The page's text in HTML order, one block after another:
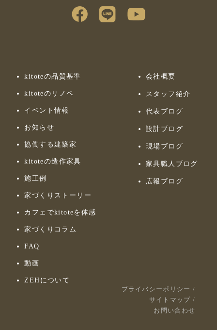
kitoteの品質基準
kitoteのリノベ
イベント情報
お知らせ
協働する建築家
kitoteの造作家具
施工例
家づくりストーリー
カフェでkitoteを体感
家づくりコラム
FAQ
動画
ZEHについて
会社概要
スタッフ紹介
代表ブログ
設計ブログ
現場ブログ
家具職人ブログ
広報ブログ
プライバシーポリシー /
サイトマップ /
お問い合わせ